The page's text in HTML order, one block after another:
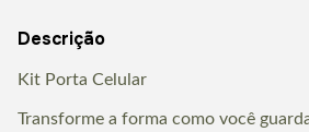
Descrição
Kit Porta Celular
Transforme a forma como você